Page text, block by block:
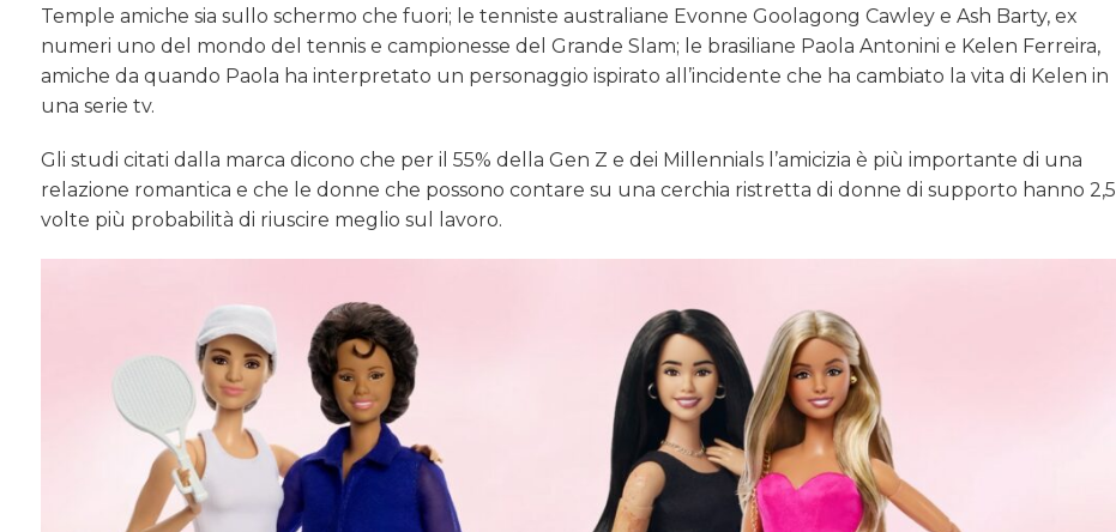
Temple amiche sia sullo schermo che fuori; le tenniste australiane Evonne Goolagong Cawley e Ash Barty, ex
numeri uno del mondo del tennis e campionesse del Grande Slam; le brasiliane Paola Antonini e Kelen Ferreira,
amiche da quando Paola ha interpretato un personaggio ispirato all’incidente che ha cambiato la vita di Kelen in
una serie tv.
Gli studi citati dalla marca dicono che per il 55% della Gen Z e dei Millennials l’amicizia è più importante di una
relazione romantica e che le donne che possono contare su una cerchia ristretta di donne di supporto hanno 2,5
volte più probabilità di riuscire meglio sul lavoro.